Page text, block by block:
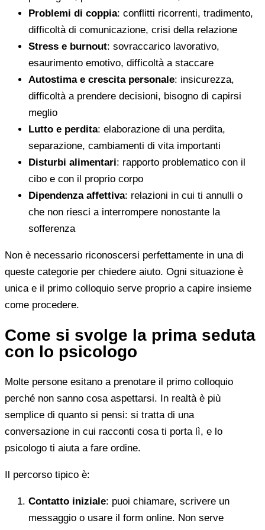
Problemi di coppia: conflitti ricorrenti, tradimento,
difficoltà di comunicazione, crisi della relazione
Stress e burnout: sovraccarico lavorativo,
esaurimento emotivo, difficoltà a staccare
Autostima e crescita personale: insicurezza,
difficoltà a prendere decisioni, bisogno di capirsi
meglio
Lutto e perdita: elaborazione di una perdita,
separazione, cambiamenti di vita importanti
Disturbi alimentari: rapporto problematico con il
cibo e con il proprio corpo
Dipendenza affettiva: relazioni in cui ti annulli o
che non riesci a interrompere nonostante la
sofferenza
Non è necessario riconoscersi perfettamente in una di
queste categorie per chiedere aiuto. Ogni situazione è
unica e il primo colloquio serve proprio a capire insieme
come procedere.
Come si svolge la prima seduta
con lo psicologo
Molte persone esitano a prenotare il primo colloquio
perché non sanno cosa aspettarsi. In realtà è più
semplice di quanto si pensi: si tratta di una
conversazione in cui racconti cosa ti porta lì, e lo
psicologo ti aiuta a fare ordine.
Il percorso tipico è:
Contatto iniziale: puoi chiamare, scrivere un
messaggio o usare il form online. Non serve